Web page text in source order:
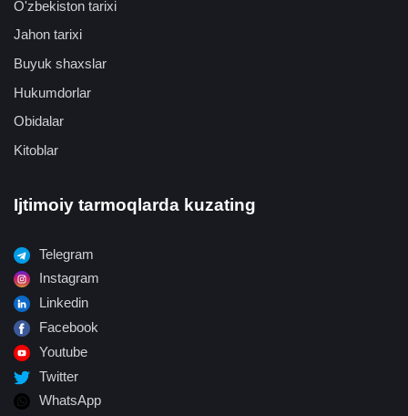
O'zbekiston tarixi
Jahon tarixi
Buyuk shaxslar
Hukumdorlar
Obidalar
Kitoblar
Ijtimoiy tarmoqlarda kuzating
Telegram
Instagram
Linkedin
Facebook
Youtube
Twitter
WhatsApp